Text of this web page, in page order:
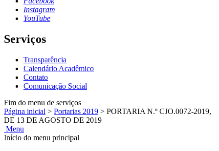
Instagram
YouTube
Serviços
Transparência
Calendário Acadêmico
Contato
Comunicação Social
Fim do menu de serviços
Página inicial > Portarias 2019 > PORTARIA N.º CJO.0072-2019,
DE 13 DE AGOSTO DE 2019
Menu
Início do menu principal